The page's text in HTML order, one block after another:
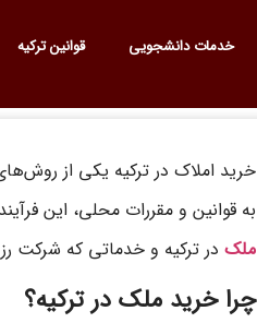
خدمات دانشجویی قوانین ترکیه
خرید املاک در ترکیه یکی از
به قوانین و مقررات محلی، این
ملک در ترکیه و خدماتی که شرکت
چرا خرید ملک در ترکیه؟